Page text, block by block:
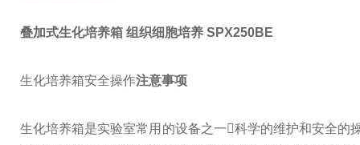
叠加式生化培养箱 组织细胞培养 SPX250BE
生化培养箱安全操作注意事项
生化培养箱是实验室常用的设备之一科学的维护和安全